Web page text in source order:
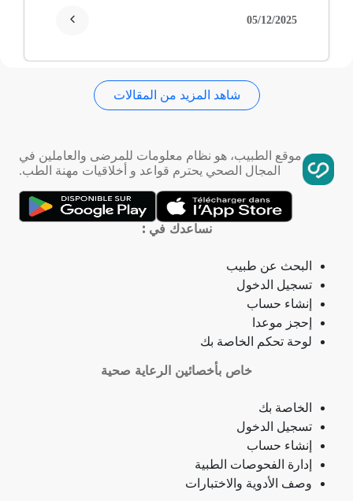
تمدد الأوعية الدموية
التهاب الحلق
ذبحة صدرية (مصطلح لاتيني)
فقدان الشهية
فقدان حاسة الشم
جمرة (أنثراكس)
لامبالاة
حبسة
05/12/2025
شاهد المزيد من المقالات
موقع الطبيب، هو نظام معلومات للمرضى والعاملين في
المجال الصحي يحترم قواعد و أخلاقيات مهنة الطب.
نساعدك في :
البحث عن طبيب
تسجيل الدخول
إنشاء حساب
إحجز موعدا
لوحة تحكم الخاصة بك
خاص بأخصائين الرعاية صحية
الخاصة بك
تسجيل الدخول
إنشاء حساب
إدارة الفحوصات الطبية
وصف الأدوية والاختبارات